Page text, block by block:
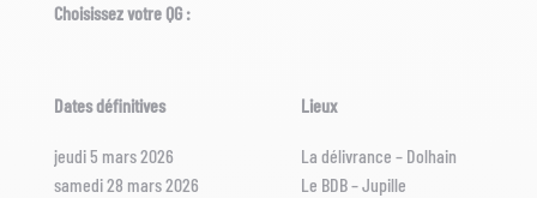
Choisissez votre QG :
Dates définitives Lieux
jeudi 5 mars 2026 La délivrance – Dolhain
samedi 28 mars 2026
Le BDB – Jupille